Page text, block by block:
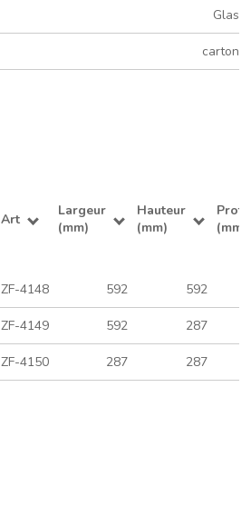
Glas
carton
Art
Largeur
(mm)
Hauteur
(mm)
(mm)
ZF-4148 592 592
ZF-4149 592 287
ZF-4150 287 287